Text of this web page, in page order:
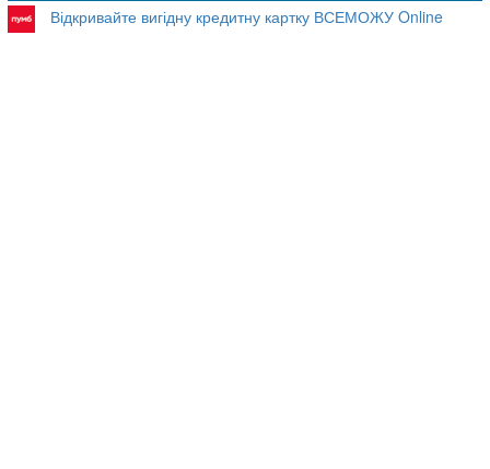
Відкривайте вигідну кредитну картку ВСЕМОЖУ Online